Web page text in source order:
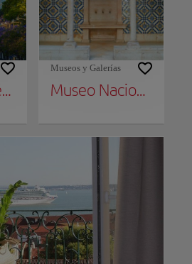
Torre de Belém
Museos y Galerías
Museo Nacional del Azulejo